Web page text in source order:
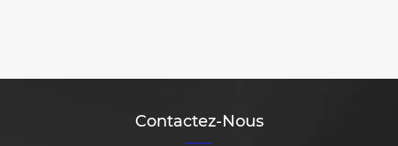
Contactez-Nous